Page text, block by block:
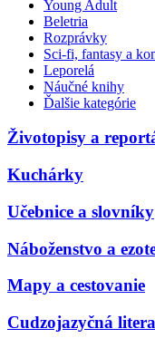
Young Adult
Beletria
Rozprávky
Sci-fi, fantasy a
Leporelá
Náučné knihy
Ďalšie kategórie
Životopisy a
Kuchárky
Učebnice a slovníky
Náboženstvo a
Mapy a cestovanie
Cudzojazyčná